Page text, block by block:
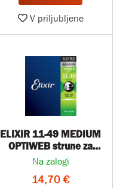
V priljubljene
ELIXIR 11-49 MEDIUM
OPTIWEB strune za
električno kitaro
Na zalogi
14,70 €